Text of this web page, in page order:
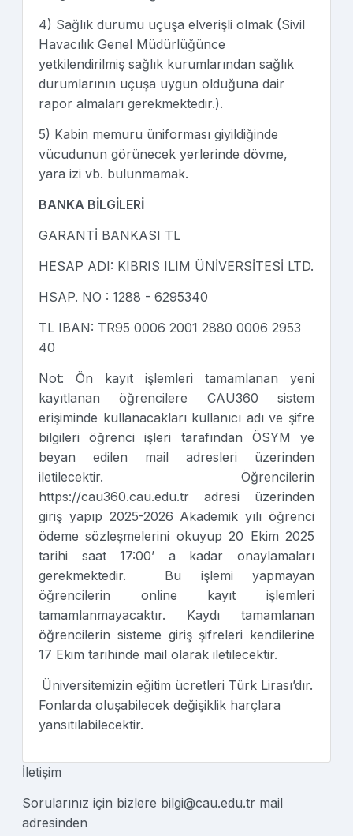
4) Sağlık durumu uçuşa elverişli olmak (Sivil
Havacılık Genel Müdürlüğünce
yetkilendirilmiş sağlık kurumlarından sağlık
durumlarının uçuşa uygun olduğuna dair
rapor almaları gerekmektedir.).
5) Kabin memuru üniforması giyildiğinde
vücudunun görünecek yerlerinde dövme,
yara izi vb. bulunmamak.
BANKA BİLGİLERİ
GARANTİ BANKASI TL
HESAP ADI: KIBRIS ILIM ÜNİVERSİTESİ LTD.
HSAP. NO : 1288 - 6295340
TL IBAN: TR95 0006 2001 2880 0006 2953
40
Not: Ön kayıt işlemleri tamamlanan yeni
kayıtlanan öğrencilere CAU360 sistem
erişiminde kullanacakları kullanıcı adı ve şifre
bilgileri öğrenci işleri tarafından ÖSYM ye
beyan edilen mail adresleri üzerinden
iletilecektir. Öğrencilerin
https://cau360.cau.edu.tr adresi üzerinden
giriş yapıp 2025-2026 Akademik yılı öğrenci
ödeme sözleşmelerini okuyup 20 Ekim 2025
tarihi saat 17:00’ a kadar onaylamaları
gerekmektedir. Bu işlemi yapmayan
öğrencilerin online kayıt işlemleri
tamamlanmayacaktır. Kaydı tamamlanan
öğrencilerin sisteme giriş şifreleri kendilerine
17 Ekim tarihinde mail olarak iletilecektir.
Üniversitemizin eğitim ücretleri Türk Lirası’dır.
Fonlarda oluşabilecek değişiklik harçlara
yansıtılabilecektir.
İletişim
Sorularınız için bizlere bilgi@cau.edu.tr mail
adresinden